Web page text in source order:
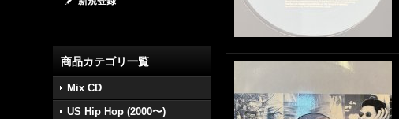
商品カテゴリ一覧
Mix CD
US Hip Hop (2000〜)